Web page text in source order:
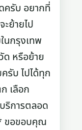
ครับ อยากที่
ะย้ายไป
นกรุงเทพ
ด หรือย้าย
รับ ไปได้ทุก
เลือก
ริการตลอด
ขอขอบคุณ